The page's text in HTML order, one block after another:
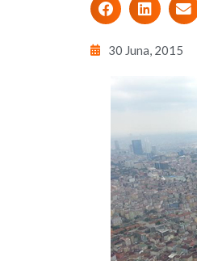
30 Juna, 2015